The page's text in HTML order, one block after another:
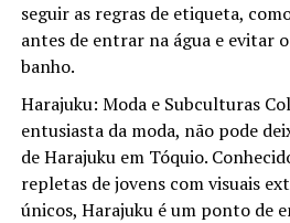
seguir as regras de etiqueta,
antes de entrar na água e evitar
banho.
Harajuku: Moda e Subculturas
entusiasta da moda, não pode
de Harajuku em Tóquio.
repletas de jovens com visuais
únicos, Harajuku é um ponto de